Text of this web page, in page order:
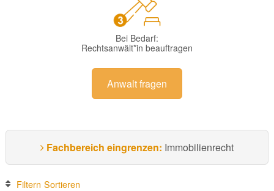
Bei Bedarf:
Rechtsanwält*in beauftragen
Anwalt fragen
Fachbereich eingrenzen: Immobilienrecht
Filtern Sortieren